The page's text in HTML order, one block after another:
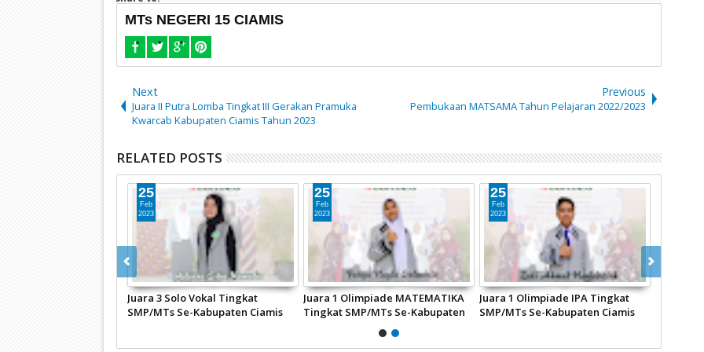
MTs NEGERI 15 CIAMIS
Next
Juara II Putra Lomba Tingkat III Gerakan Pramuka
Kwarcab Kabupaten Ciamis Tahun 2023
Previous
Pembukaan MATSAMA Tahun Pelajaran 2022/2023
RELATED POSTS
11 Siswa MTsN 15 Ciamis Raih
Juara Di Kejuaraan Al-Kautsar
Selamat dan Sukses Untuk Fatiya
Nayla Salsabila Meraih Medali
07
May
2023
Siswa-siswi MTsN 15 Ciamis
Boyong 4 Piala Pada Kegiatan
LEO'S 8 SMKN 1 Ciamis
25
Feb
2023
Juara 3 Solo Vokal Tingkat
SMP/MTs Se-Kabupaten Ciamis
25
Feb
2023